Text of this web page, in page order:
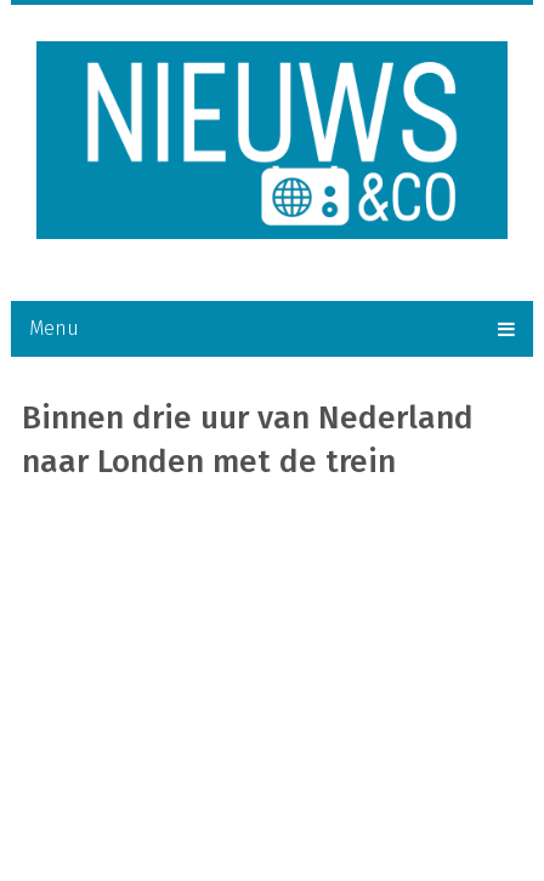
Menu
Binnen drie uur van Nederland
naar Londen met de trein